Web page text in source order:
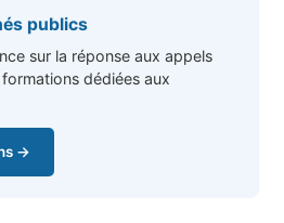
publics
sur la réponse aux appels
dédiées aux
→